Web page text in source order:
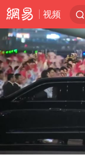
视频
Play
00:00